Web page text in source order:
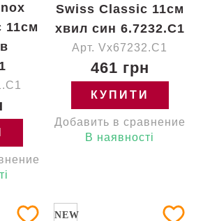
11см
Swiss Classic 11см
хвил син 6.7232.C1
Арт. Vx67232.C1
461 грн
КУПИТИ
Добавить в сравнение
В наявності
NEW